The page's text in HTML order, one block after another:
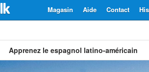
Contact
Aide
Magasin
Apprenez le espagnol latino-américain